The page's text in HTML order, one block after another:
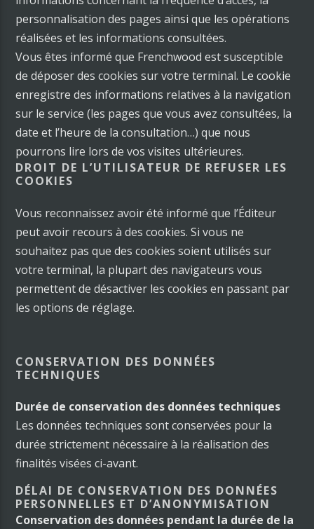
personnalisation des pages ainsi que les opérations
réalisées et les informations consultées.
Vous êtes informé que Frenchwood est susceptible
de déposer des cookies sur votre terminal. Le cookie
enregistre des informations relatives à la navigation
sur le service (les pages que vous avez consultées, la
date et l’heure de la consultation…) que nous
pourrons lire lors de vos visites ultérieures.
DROIT DE L’UTILISATEUR DE REFUSER LES
COOKIES
Vous reconnaissez avoir été informé que l’Éditeur
peut avoir recours à des cookies. Si vous ne
souhaitez pas que des cookies soient utilisés sur
votre terminal, la plupart des navigateurs vous
permettent de désactiver les cookies en passant par
les options de réglage.
CONSERVATION DES DONNÉES
TECHNIQUES
Durée de conservation des données techniques
Les données techniques sont conservées pour la
durée strictement nécessaire à la réalisation des
finalités visées ci-avant.
DÉLAI DE CONSERVATION DES DONNÉES
PERSONNELLES ET D’ANONYMISATION
Conservation des données pendant la durée de la